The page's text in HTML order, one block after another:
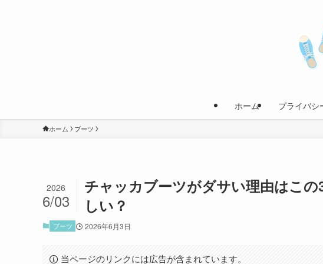
ホーム プライバシ
ホーム ブーツ
チャッカブーツがダサい理由はこ
しい？
2026
6/03
ブーツ 2026年6月3日
当ページのリンクには広告が含まれています。